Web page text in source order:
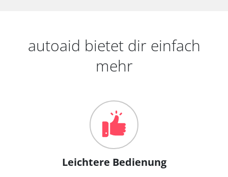
autoaid bietet dir einfach
mehr
Leichtere Bedienung